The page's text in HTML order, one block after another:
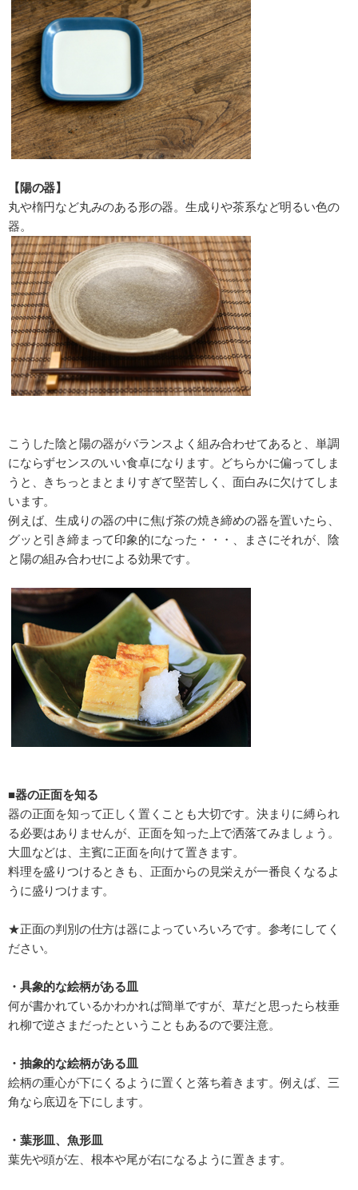
【陽の器】
丸や楕円など丸みのある形の器。生成りや茶系など明るい色の
器。
こうした陰と陽の器がバランスよく組み合わせてあると、単調
にならずセンスのいい食卓になります。どちらかに偏ってしま
うと、きちっとまとまりすぎて堅苦しく、面白みに欠けてしま
います。
例えば、生成りの器の中に焦げ茶の焼き締めの器を置いたら、
グッと引き締まって印象的になった・・・、まさにそれが、陰
と陽の組み合わせによる効果です。
■器の正面を知る
器の正面を知って正しく置くことも大切です。決まりに縛られ
る必要はありませんが、正面を知った上で洒落てみましょう。
大皿などは、主賓に正面を向けて置きます。
料理を盛りつけるときも、正面からの見栄えが一番良くなるよ
うに盛りつけます。
★正面の判別の仕方は器によっていろいろです。参考にしてく
ださい。
・具象的な絵柄がある皿
何が書かれているかわかれば簡単ですが、草だと思ったら枝垂
れ柳で逆さまだったということもあるので要注意。
・抽象的な絵柄がある皿
絵柄の重心が下にくるように置くと落ち着きます。例えば、三
角なら底辺を下にします。
・葉形皿、魚形皿
葉先や頭が左、根本や尾が右になるように置きます。